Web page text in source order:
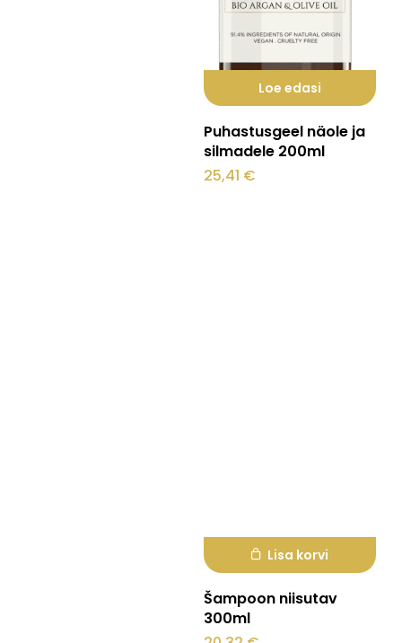
Loe edasi
Puhastusgeel näole ja
silmadele 200ml
25,41 €
Lisa korvi
Šampoon niisutav
300ml